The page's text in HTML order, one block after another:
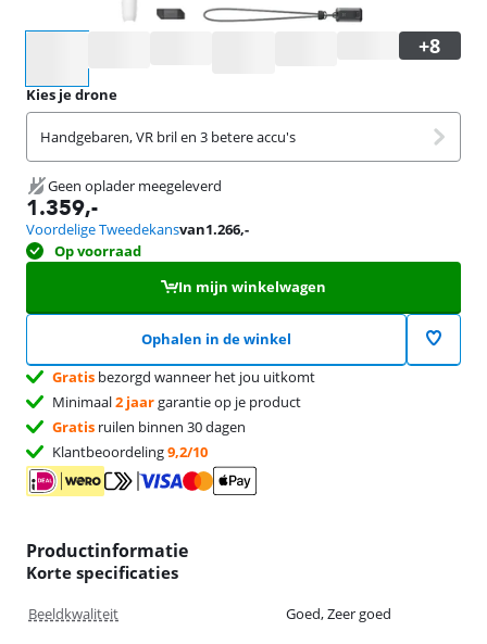
Kies je drone
Handgebaren, VR bril en 3 betere accu's
Geen oplader meegeleverd
1.359,-
Voordelige Tweedekansvan1.266,-
Op voorraad
In mijn winkelwagen
Ophalen in de winkel
Gratis bezorgd wanneer het jou uitkomt
Minimaal2 jaargarantie op je product
Gratis ruilen binnen 30 dagen
Klantbeoordeling9,2/10
Productinformatie
Korte specificaties
Beeldkwaliteit Goed, Zeer goed